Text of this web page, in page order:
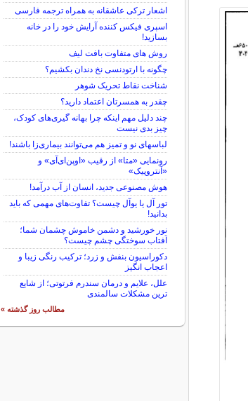
اشعار ترکی عاشقانه به همراه ترجمه فارسی
اسپری فیکس کننده آرایش خود را در خانه
بسازید!
روش های متفاوت بافت لیف
چگونه با ارتودنسی نخ دندان بکشیم؟
شناخت نقاط تحریک شوهر
چقدر به همسرتان اعتماد دارید؟
چند دلیل مهم اینکه چرا بهانه گیری‌های کودک،
چیز بدی نیست
لباس‎های نو و تمیز هم می‌توانند بیماری‌زا باشند!
رونمایی «متا» از رقیب «اوپن‌ای‌آی» و
«آنتروپیک»
هوش مصنوعی جدید، انسان از آب درآمد!
تور آل یا یوآل چیست؟ تفاوت‌های مهمی که باید
بدانید!
نور خورشید و دشمن خاموش چشمان شما؛
آفتاب سوختگی چشم چیست؟
دکوراسیون بنفش و زرد؛ ترکیب رنگی زیبا و
اعجاب انگیز
علل، علایم و درمان سندرم فرتوتی؛ از شایع
ترین مشکلات سالمندی
مطالب روز گذشته »